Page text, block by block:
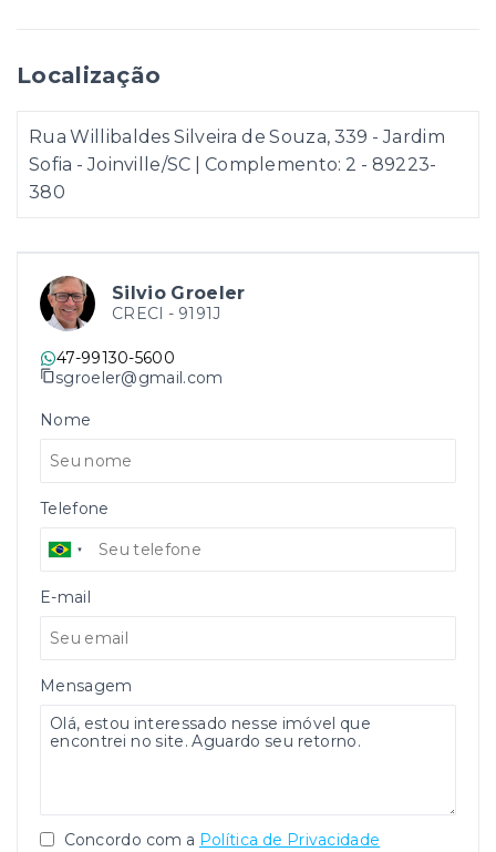
Silvio Groeler
CRECI - 9191J
47-99130-5600
sgroeler@gmail.com
Nome
Telefone
E-mail
Mensagem
Concordo com a Política de Privacidade
Localização
Rua Willibaldes Silveira de Souza, 339 - Jardim
Sofia - Joinville/SC | Complemento: 2 - 89223-
380